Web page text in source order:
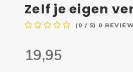
Zelf je eigen
(0 / 5) 0
19,95